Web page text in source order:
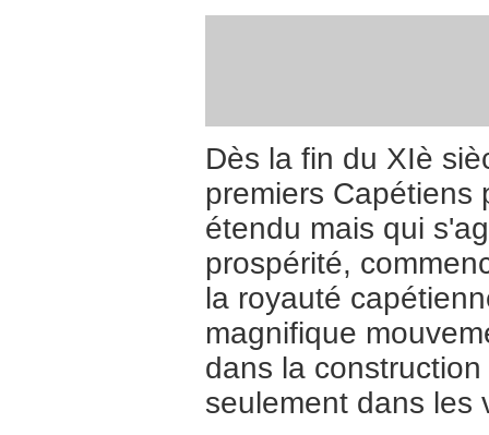
Dès la fin du XIè
premiers Capétiens
étendu mais qui
prospérité,
la royauté
magnifique
dans la
seulement dans les